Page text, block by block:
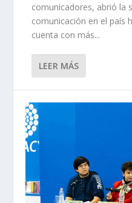
comunicadores, abrió la
comunicación en el país
cuenta con más...
LEER MÁS